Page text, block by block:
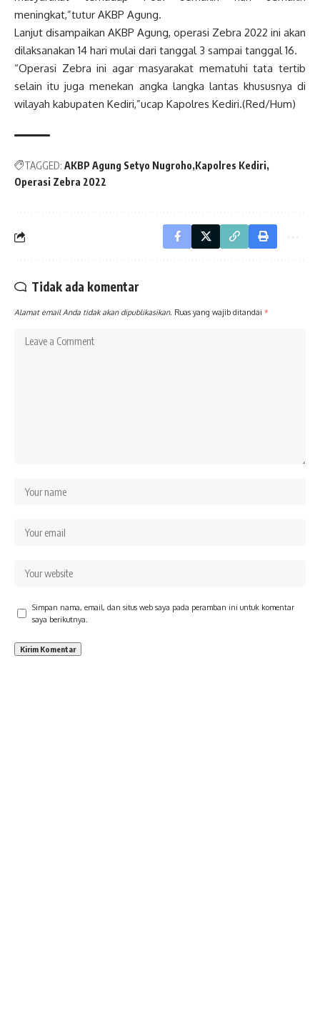
meningkat,”tutur AKBP Agung.
Lanjut disampaikan AKBP Agung, operasi Zebra 2022 ini akan
dilaksanakan 14 hari mulai dari tanggal 3 sampai tanggal 16.
“Operasi Zebra ini agar masyarakat mematuhi tata tertib
selain itu juga menekan angka langka lantas khususnya di
wilayah kabupaten Kediri,”ucap Kapolres Kediri.(Red/Hum)
TAGGED: AKBP Agung Setyo Nugroho Kapolres Kediri
Operasi Zebra 2022
Tidak ada komentar
Alamat email Anda tidak akan dipublikasikan. Ruas yang wajib ditandai *
Simpan nama, email, dan situs web saya pada peramban ini untuk komentar
saya berikutnya.